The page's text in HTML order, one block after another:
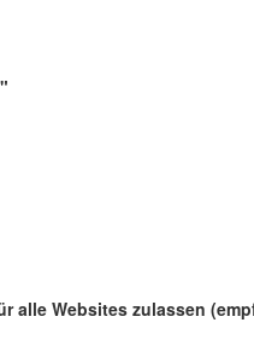
alle Websites zulassen